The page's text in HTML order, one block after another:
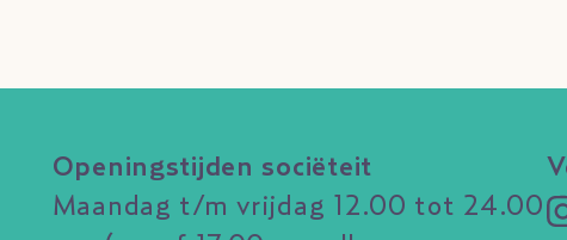
Openingstijden sociëteit
Maandag t/m vrijdag 12.00 tot 24.00